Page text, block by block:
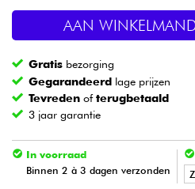
Licht
Blaasinstrument
Kinderen
AAN
Gratis bezorging
Gegarandeerd lage prijzen
Tevreden ofterugbetaald
3 jaar garantie
In voorraad
Binnen 2 à 3 dagen verzonden